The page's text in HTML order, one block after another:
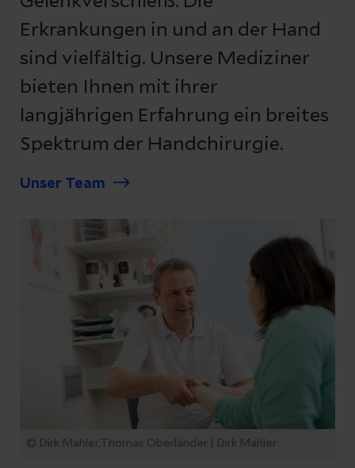
Erkrankungen in und an der Hand
sind vielfältig. Unsere Mediziner
bieten Ihnen mit ihrer
langjährigen Erfahrung ein breites
Spektrum der Handchirurgie.
Unser Team
© Dirk Mahler,Thomas Oberländer | Dirk Mahler